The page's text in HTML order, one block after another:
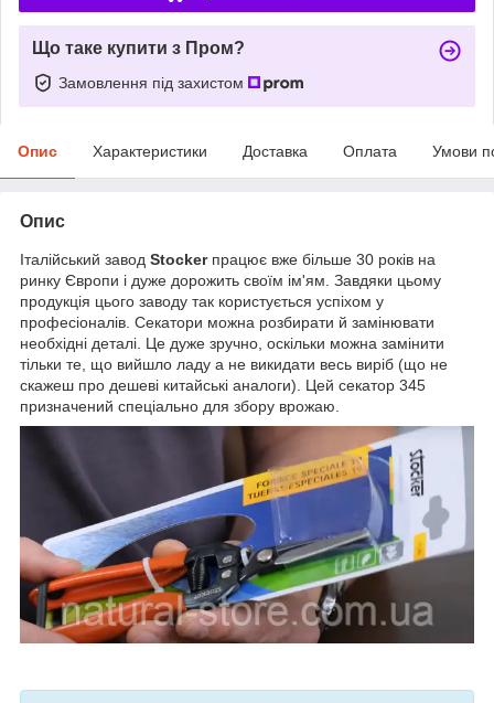
Що таке купити з Пром?
Замовлення під захистом
Опис Характеристики Доставка Оплата Умови
Опис
Італійський завод Stockerпрацює вже більше 30 років на
ринку Європи і дуже дорожить своїм ім'ям. Завдяки цьому
продукція цього заводу так користується успіхом у
професіоналів. Секатори можна розбирати й замінювати
необхідні деталі. Це дуже зручно, оскільки можна замінити
тільки те, що вийшло ладу а не викидати весь виріб (що не
скажеш про дешеві китайські аналоги). Цей секатор 345
призначений спеціально для збору врожаю.